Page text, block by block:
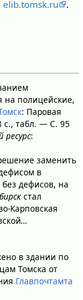
elib.tomsk.ru .
на полицейские,
: Паровая
с., табл. — С. 95
ресурс:
заменить
в
дефисов, на
стал
Карповская
…
в здании по
Томска от
Главпочтамта